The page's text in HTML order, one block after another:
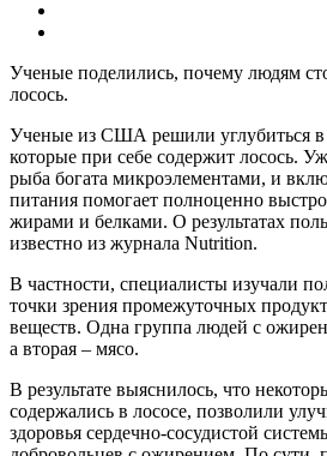
Ученые поделились, почему людям
лосось.
Ученые из США решили углубиться в
которые при себе содержит лосось.
рыба богата микроэлементами, и
питания помогает полноценно
жирами и белками. О результатах
известно из журнала Nutrition.
В частности, специалисты изучали
точки зрения промежуточных
веществ. Одна группа людей с
а вторая – мясо.
В результате выяснилось, что
содержались в лососе, позволили
здоровья сердечно-сосудистой